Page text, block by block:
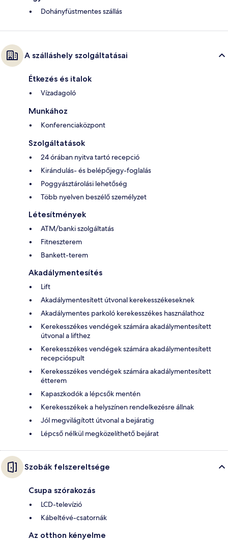
Dohányfüstmentes szállás
A szálláshely szolgáltatásai
Étkezés és italok
Vízadagoló
Munkához
Konferenciaközpont
Szolgáltatások
24 órában nyitva tartó recepció
Kirándulás- és belépőjegy-foglalás
Poggyásztárolási lehetőség
Több nyelven beszélő személyzet
Létesítmények
ATM/banki szolgáltatás
Fitneszterem
Bankett-terem
Akadálymentesítés
Lift
Akadálymentesített útvonal kerekesszékeseknek
Akadálymentes parkoló kerekesszékes használathoz
Kerekesszékes vendégek számára akadálymentesített
útvonal a lifthez
Kerekesszékes vendégek számára akadálymentesített
recepcióspult
Kerekesszékes vendégek számára akadálymentesített
étterem
Kapaszkodók a lépcsők mentén
Kerekesszékek a helyszínen rendelkezésre állnak
Jól megvilágított útvonal a bejáratig
Lépcső nélkül megközelíthető bejárat
Szobák felszereltsége
Csupa szórakozás
LCD-televízió
Kábeltévé-csatornák
Az otthon kényelme